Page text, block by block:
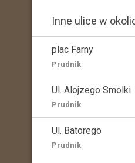
Inne ulice w
plac Farny
Prudnik
Ul. Alojzego Smolki
Prudnik
Ul. Batorego
Prudnik